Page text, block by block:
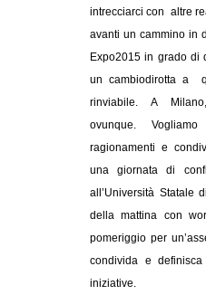
intrecciarci con altre
avanti un cammino in
Expo2015 in grado di
un cambiodirotta a
rinviabile. A
ovunque. Vogliamo
ragionamenti e
una giornata di
all’Università Statale
della mattina con
pomeriggio per
condivida e
iniziative.